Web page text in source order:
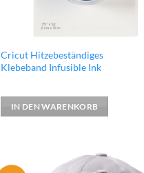
Cricut Hitzebeständiges
Klebeband Infusible Ink
IN DEN WARENKORB